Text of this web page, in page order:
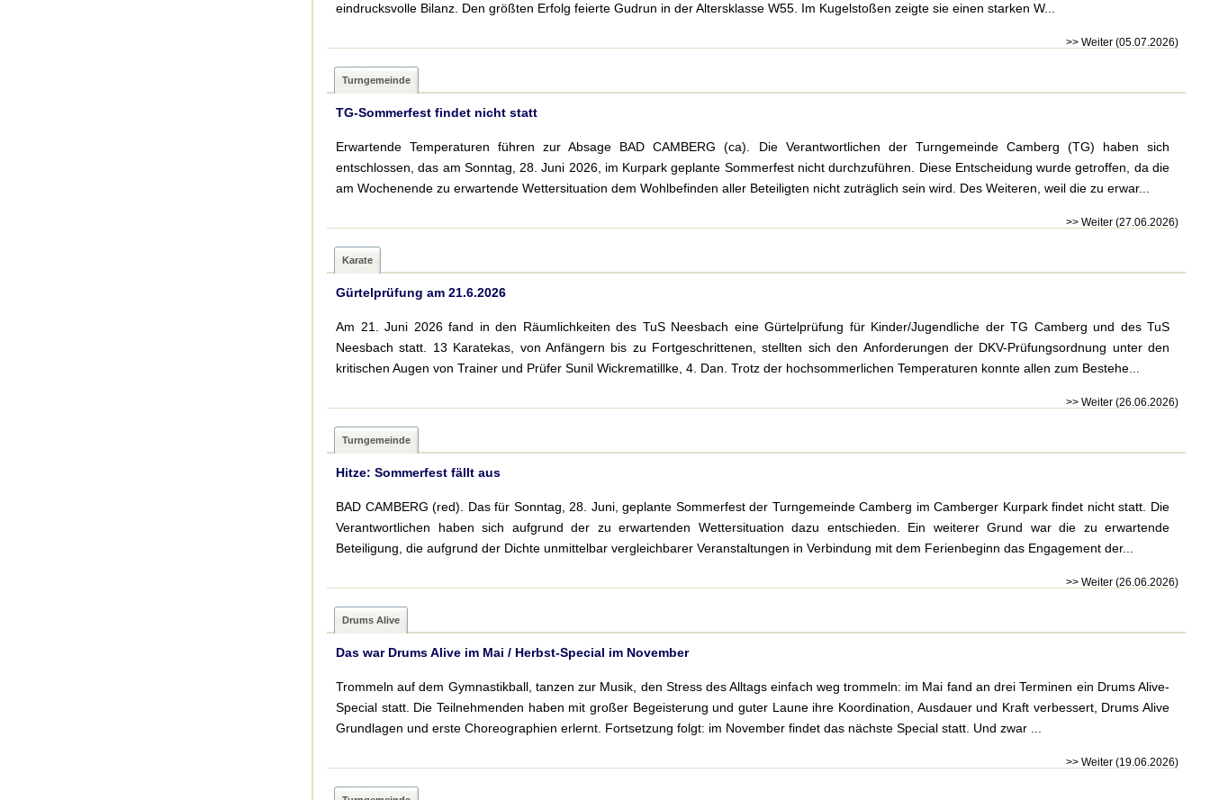
eindrucksvolle Bilanz. Den größten Erfolg feierte Gudrun in der Altersklasse W55. Im Kugelstoßen zeigte sie einen starken W...
>> Weiter (05.07.2026)
Turngemeinde
TG-Sommerfest findet nicht statt
Erwartende Temperaturen führen zur Absage BAD CAMBERG (ca). Die Verantwortlichen der Turngemeinde Camberg (TG) haben sich
entschlossen, das am Sonntag, 28. Juni 2026, im Kurpark geplante Sommerfest nicht durchzuführen. Diese Entscheidung wurde getroffen, da die
am Wochenende zu erwartende Wettersituation dem Wohlbefinden aller Beteiligten nicht zuträglich sein wird. Des Weiteren, weil die zu erwar...
>> Weiter (27.06.2026)
Karate
Gürtelprüfung am 21.6.2026
Am 21. Juni 2026 fand in den Räumlichkeiten des TuS Neesbach eine Gürtelprüfung für Kinder/Jugendliche der TG Camberg und des TuS
Neesbach statt. 13 Karatekas, von Anfängern bis zu Fortgeschrittenen, stellten sich den Anforderungen der DKV-Prüfungsordnung unter den
kritischen Augen von Trainer und Prüfer Sunil Wickrematillke, 4. Dan. Trotz der hochsommerlichen Temperaturen konnte allen zum Bestehe...
>> Weiter (26.06.2026)
Turngemeinde
Hitze: Sommerfest fällt aus
BAD CAMBERG (red). Das für Sonntag, 28. Juni, geplante Sommerfest der Turngemeinde Camberg im Camberger Kurpark findet nicht statt. Die
Verantwortlichen haben sich aufgrund der zu erwartenden Wettersituation dazu entschieden. Ein weiterer Grund war die zu erwartende
Beteiligung, die aufgrund der Dichte unmittelbar vergleichbarer Veranstaltungen in Verbindung mit dem Ferienbeginn das Engagement der...
>> Weiter (26.06.2026)
Drums Alive
Das war Drums Alive im Mai / Herbst-Special im November
Trommeln auf dem Gymnastikball, tanzen zur Musik, den Stress des Alltags einfach weg trommeln: im Mai fand an drei Terminen ein Drums Alive-
Special statt. Die Teilnehmenden haben mit großer Begeisterung und guter Laune ihre Koordination, Ausdauer und Kraft verbessert, Drums Alive
Grundlagen und erste Choreographien erlernt. Fortsetzung folgt: im November findet das nächste Special statt. Und zwar ...
>> Weiter (19.06.2026)